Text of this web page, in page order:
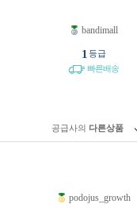
bandimall
1 등급
빠른배송
공급사의 다른상품
podojus_growth